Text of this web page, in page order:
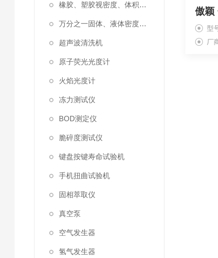
橡胶、塑胶视密度、体积测试仪
万分之一固体、液体密度测定仪
超声波清洗机
原子荧光光度计
火焰光度计
冻力测试仪
BOD测定仪
脆碎度测试仪
键盘按键寿命试验机
手机扭曲试验机
固相萃取仪
真空泵
空气发生器
氢气发生器
傲颖
型
厂